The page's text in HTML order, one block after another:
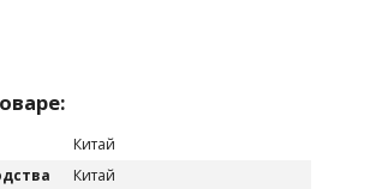
Китай
Китай